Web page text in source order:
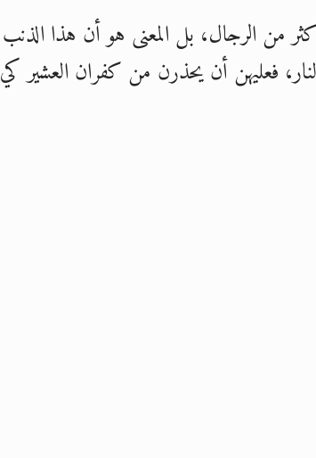
من الرجال، بل المعنى هو أن هذا الذنب
فعليهن أن يحذرن من كفران العشير كي